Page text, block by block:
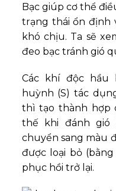
Bạc giúp cơ thể
trạng thái ổn định
khó chịu. Ta sẽ
đeo bạc tránh gió
Các khí độc hầu
huỳnh (S) tác
thì tạo thành hợp
thế khi đánh gió
chuyển sang màu
được loại bỏ
phục hồi trở lại.